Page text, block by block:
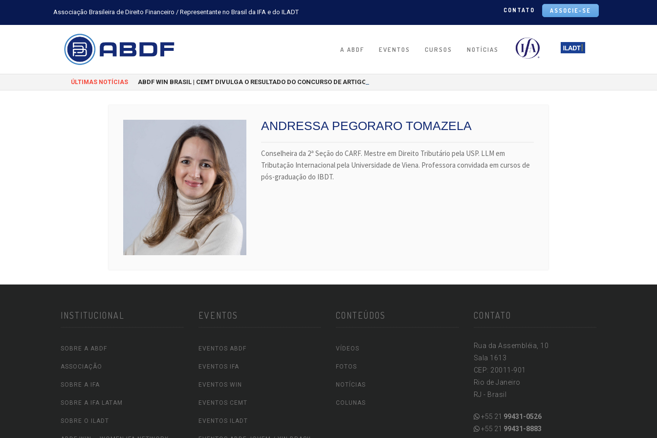
Associação Brasileira de Direito Financeiro / Representante no Brasil da IFA e do ILADT CONTATO ASSOCIE-SE
A ABDF EVENTOS CURSOS NOTÍCIAS
ÚLTIMAS NOTÍCIAS ABDF WIN BRASIL | CEMT DIVULGA O RESULTADO DO CONCURSO DE ARTIGOS CIENTÍFICOS 2026
ANDRESSA PEGORARO TOMAZELA
Conselheira da 2ª Seção do CARF. Mestre em Direito Tributário pela USP. LLM em
Tributação Internacional pela Universidade de Viena. Professora convidada em cursos de
pós-graduação do IBDT.
INSTITUCIONAL
SOBRE A ABDF
ASSOCIAÇÃO
SOBRE A IFA
SOBRE A IFA LATAM
SOBRE O ILADT
EVENTOS
EVENTOS ABDF
EVENTOS IFA
EVENTOS WIN
EVENTOS CEMT
EVENTOS ILADT
CONTEÚDOS
VÍDEOS
FOTOS
NOTÍCIAS
COLUNAS
CONTATO
Rua da Assembléia, 10
Sala 1613
CEP: 20011-901
Rio de Janeiro
RJ - Brasil
+55 21 99431-0526
+55 21 99431-8883